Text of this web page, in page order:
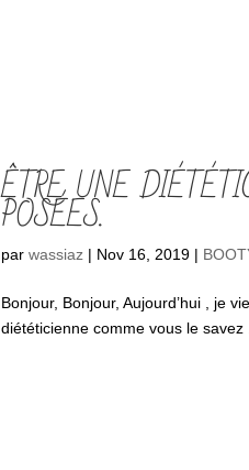
ÊTRE UNE
POSÉES.
parwassiaz | Nov 16, 2019 |
Bonjour, Bonjour, Aujourd’hui , je
diététicienne comme vous le savez